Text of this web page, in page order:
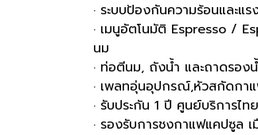
· ระบบป้องกันความร้อนและแร
· เมนูอัตโนมัติ Espresso /
นม
· ท่อตีนม, ถังน้ำ และถาดรอง
· เพลทอุ่นอุปกรณ์,หัวสกัดกา
· รับประกัน 1 ปี ศูนย์บริการไทย
· รองรับการชงกาแฟแคปซูล